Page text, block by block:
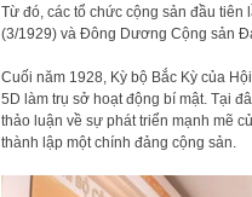
Từ đó, các tổ chức cộng sản đầu
(3/1929) và Đông Dương Cộng sản
Cuối năm 1928, Kỳ bộ Bắc Kỳ của
5D làm trụ sở hoạt động bí mật. Tại
thảo luận về sự phát triển mạnh mẽ
thành lập một chính đảng cộng sản.